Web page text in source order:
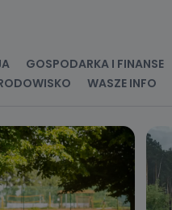
GOSPODARKA I FINANSE
WASZE INFO